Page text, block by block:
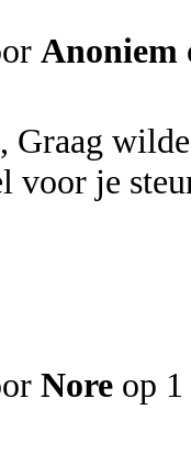
Anoniem
voor je
Nore op